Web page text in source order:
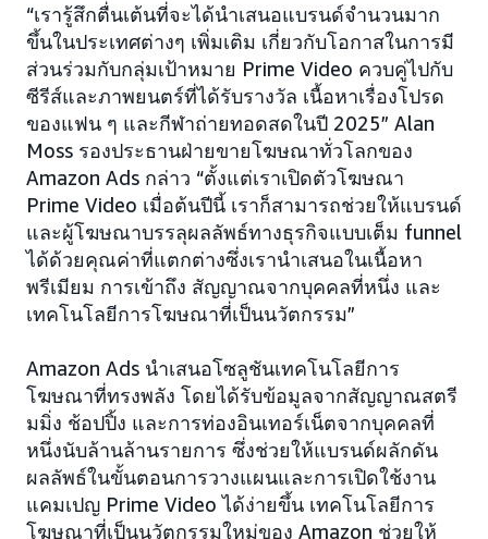
“เรารู้สึกตื่นเต้นที่จะได้นำเสนอแบรนด์จำนวนมาก
ขึ้นในประเทศต่างๆ เพิ่มเติม เกี่ยวกับโอกาสในการมี
ส่วนร่วมกับกลุ่มเป้าหมาย Prime Video ควบคู่ไปกับ
ซีรีส์และภาพยนตร์ที่ได้รับรางวัล เนื้อหาเรื่องโปรด
ของแฟน ๆ และกีฬาถ่ายทอดสดในปี 2025” Alan
Moss รองประธานฝ่ายขายโฆษณาทั่วโลกของ
Amazon Ads กล่าว “ตั้งแต่เราเปิดตัวโฆษณา
Prime Video เมื่อต้นปีนี้ เราก็สามารถช่วยให้แบรนด์
และผู้โฆษณาบรรลุผลลัพธ์ทางธุรกิจแบบเต็ม funnel
ได้ด้วยคุณค่าที่แตกต่างซึ่งเรานำเสนอในเนื้อหา
พรีเมียม การเข้าถึง สัญญาณจากบุคคลที่หนึ่ง และ
เทคโนโลยีการโฆษณาที่เป็นนวัตกรรม”
Amazon Ads นำเสนอโซลูชันเทคโนโลยีการ
โฆษณาที่ทรงพลัง โดยได้รับข้อมูลจากสัญญาณสตรี
มมิ่ง ช้อปปิ้ง และการท่องอินเทอร์เน็ตจากบุคคลที่
หนึ่งนับล้านล้านรายการ ซึ่งช่วยให้แบรนด์ผลักดัน
ผลลัพธ์ในขั้นตอนการวางแผนและการเปิดใช้งาน
แคมเปญ Prime Video ได้ง่ายขึ้น เทคโนโลยีการ
โฆษณาที่เป็นนวัตกรรมใหม่ของ Amazon ช่วยให้